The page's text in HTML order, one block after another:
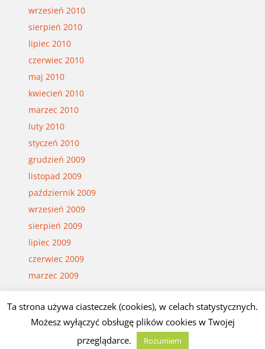
wrzesień 2010
sierpień 2010
lipiec 2010
czerwiec 2010
maj 2010
kwiecień 2010
marzec 2010
luty 2010
styczeń 2010
grudzień 2009
listopad 2009
październik 2009
wrzesień 2009
sierpień 2009
lipiec 2009
czerwiec 2009
marzec 2009
© Czesław Białczyński
Ta strona używa ciasteczek (cookies), w celach statystycznych.
Możesz wyłączyć obsługę plików cookies w Twojej
przeglądarce.
Rozumiem